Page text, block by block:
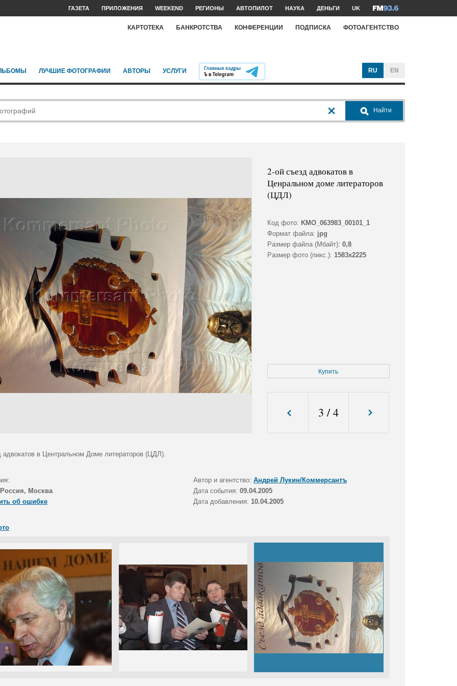
ГАЗЕТА ПРИЛОЖЕНИЯ WEEKEND РЕГИОНЫ АВТОПИЛОТ НАУКА ДЕНЬГИ UK
КАРТОТЕКА БАНКРОТСТВА КОНФЕРЕНЦИИ ПОДПИСКА ФОТОАГЕНТСТВО
ЛУЧШИЕ ФОТОГРАФИИ АВТОРЫ УСЛУГИ RU EN
Найти
2-ой съезд адвокатов в
Ценральном доме литераторов
(ЦДЛ)
Код фото: KMO_063983_00101_1
Формат файла: jpg
Размер файла (Мбайт): 0,8
Размер фото (пикс.): 1583x2225
Купить
3 /4
адвокатов в Центральном Доме литераторов (ЦДЛ).
Автор и агентство: Андрей Лукин/Коммерсантъ
Россия, Москва Дата события: 09.04.2005
об ошибке
Дата добавления: 10.04.2005